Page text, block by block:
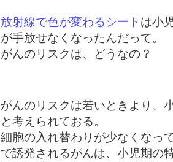
放射線で色が変わるシート は小
が手放せなくなったんだって。
がんのリスクは、どうなの？
がんのリスクは若いときより、
と考えられておる。
細胞の入れ替わりが少なくなっ
で誘発されるがんは、小児期の